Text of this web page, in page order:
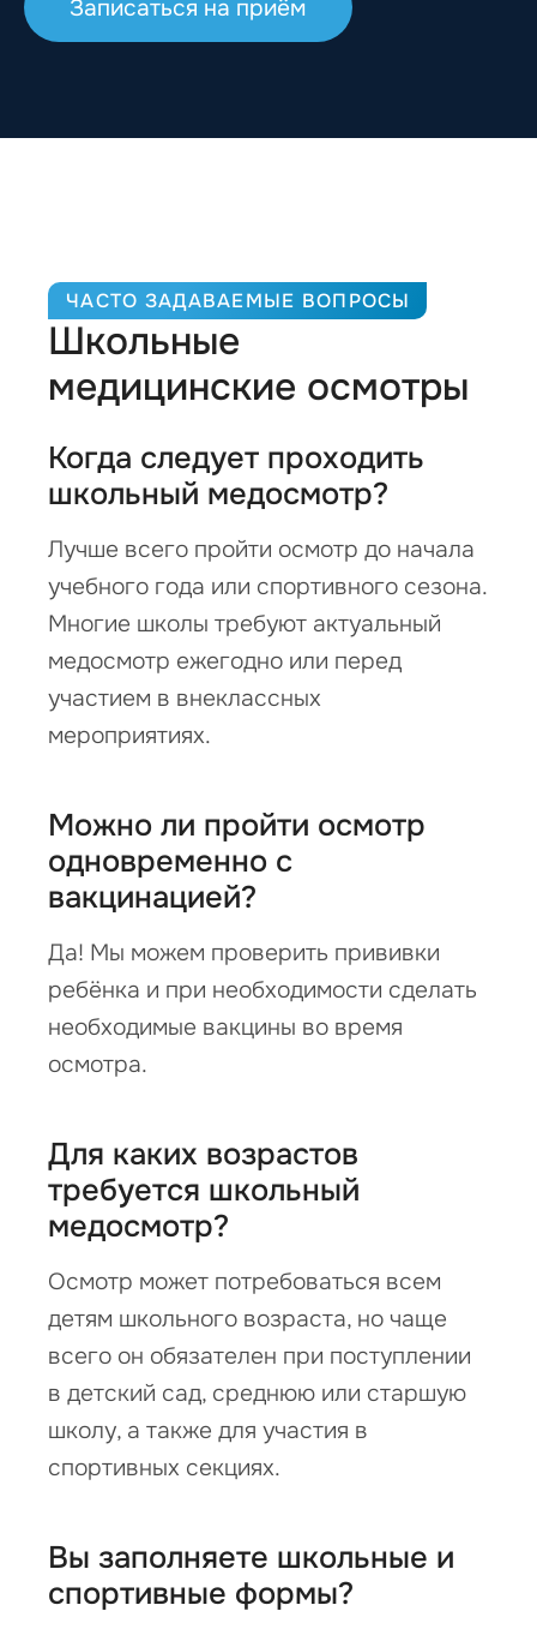
Записаться на приём
ЧАСТО ЗАДАВАЕМЫЕ ВОПРОСЫ
Школьные
медицинские осмотры
Когда следует проходить
школьный медосмотр?
Лучше всего пройти осмотр до начала
учебного года или спортивного сезона.
Многие школы требуют актуальный
медосмотр ежегодно или перед
участием в внеклассных
мероприятиях.
Можно ли пройти осмотр
одновременно с
вакцинацией?
Да! Мы можем проверить прививки
ребёнка и при необходимости сделать
необходимые вакцины во время
осмотра.
Для каких возрастов
требуется школьный
медосмотр?
Осмотр может потребоваться всем
детям школьного возраста, но чаще
всего он обязателен при поступлении
в детский сад, среднюю или старшую
школу, а также для участия в
спортивных секциях.
Вы заполняете школьные и
спортивные формы?